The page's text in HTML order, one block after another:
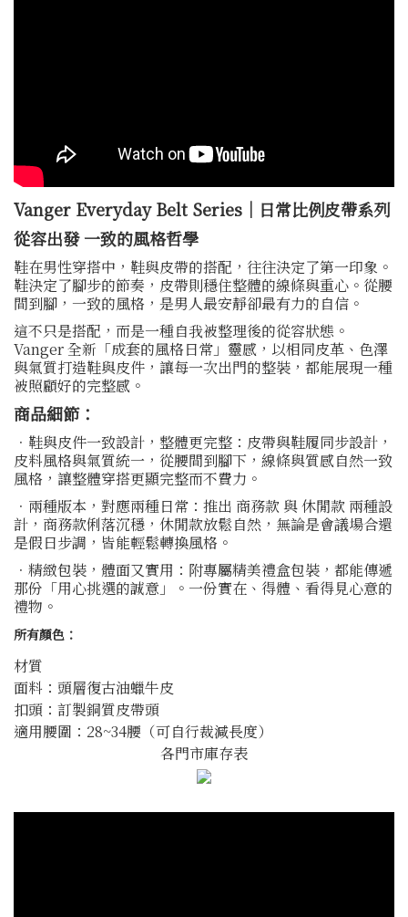
Vanger Everyday Belt Series｜日常比例皮帶系列
從容出發 一致的風格哲學
鞋在男性穿搭中，鞋與皮帶的搭配，往往決定了第一印象。
鞋決定了腳步的節奏，皮帶則穩住整體的線條與重心。從腰
間到腳，一致的風格，是男人最安靜卻最有力的自信。
這不只是搭配，而是一種自我被整理後的從容狀態。
Vanger 全新「成套的風格日常」靈感，以相同皮革、色澤
與氣質打造鞋與皮件，讓每一次出門的整裝，都能展現一種
被照顧好的完整感。
商品細節：
．鞋與皮件一致設計，整體更完整：皮帶與鞋履同步設計，
皮料風格與氣質統一，從腰間到腳下，線條與質感自然一致
風格，讓整體穿搭更顯完整而不費力。
．兩種版本，對應兩種日常：推出 商務款 與 休閒款 兩種設
計，商務款俐落沉穩，休閒款放鬆自然，無論是會議場合還
是假日步調，皆能輕鬆轉換風格。
．精緻包裝，體面又實用：附專屬精美禮盒包裝，都能傳遞
那份「用心挑選的誠意」。一份實在、得體、看得見心意的
禮物。
所有顏色：
材質
面料：頭層復古油蠟牛皮
扣頭：訂製銅質皮帶頭
適用腰圍：28~34腰（可自行裁減長度）
各門市庫存表